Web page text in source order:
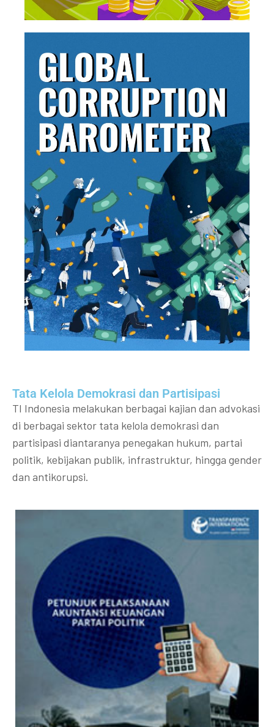
Tata Kelola Demokrasi dan Partisipasi​
TI Indonesia melakukan berbagai kajian dan advokasi
di berbagai sektor tata kelola demokrasi dan
partisipasi diantaranya penegakan hukum, partai
politik, kebijakan publik, infrastruktur, hingga gender
dan antikorupsi.